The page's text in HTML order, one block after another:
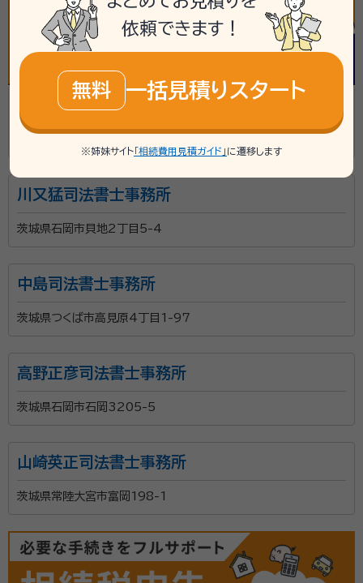
張替司法書士事務所
川又猛司法書士事務所
茨城県石岡市貝地2丁目5-4
中島司法書士事務所
茨城県つくば市高見原4丁目1-97
高野正彦司法書士事務所
茨城県石岡市石岡3205-5
山崎英正司法書士事務所
茨城県常陸大宮市富岡198-1
依頼できます！
無料 一括見積りスタート
※姉妹サイト 「相続費用見積ガイド」 に遷移します